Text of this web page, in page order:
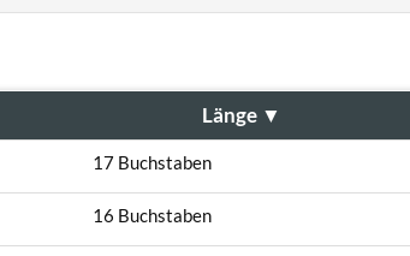
Länge ▼
17 Buchstaben
16 Buchstaben